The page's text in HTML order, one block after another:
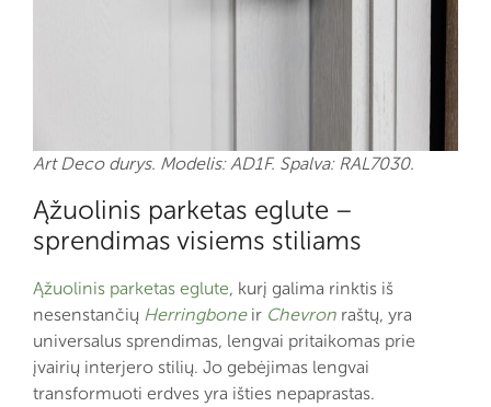
Art Deco durys. Modelis: AD1F. Spalva: RAL7030.
Ąžuolinis parketas eglute –
sprendimas visiems stiliams
Ąžuolinis parketas eglute, kurį galima rinktis iš
nesenstančių Herringboneir Chevron raštų, yra
universalus sprendimas, lengvai pritaikomas prie
įvairių interjero stilių. Jo gebėjimas lengvai
transformuoti erdves yra išties nepaprastas.